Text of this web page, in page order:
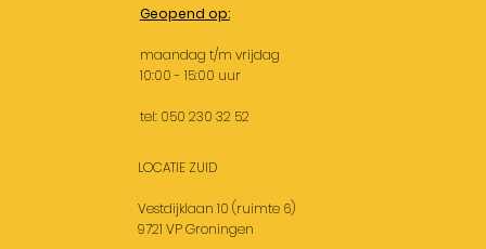
Geopend op:
maandag t/m vrijdag
10:00 - 15:00 uur
tel: 050 230 32 52
LOCATIE ZUID
Vestdijklaan 10 (ruimte 6)
9721 VP Groningen